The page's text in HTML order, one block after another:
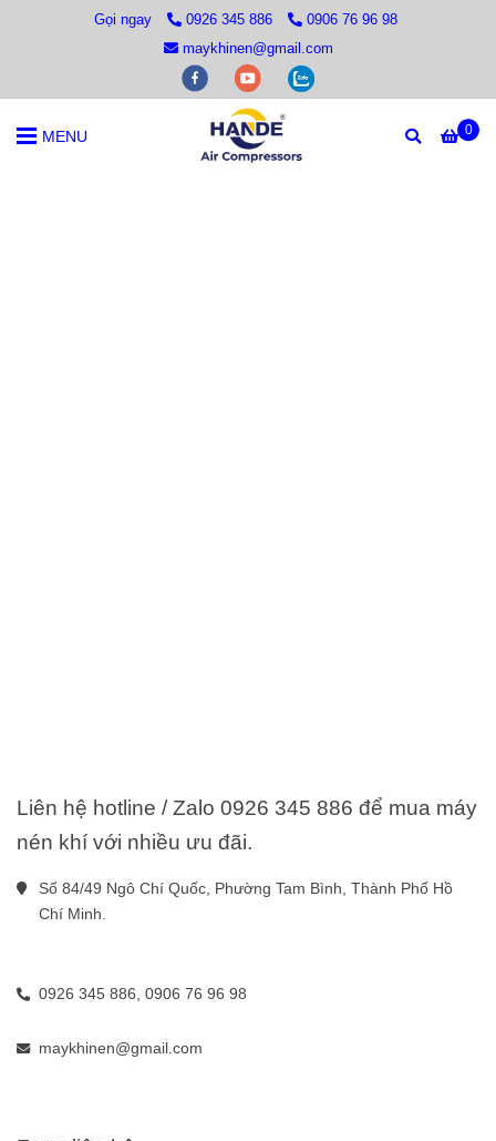
Gọi ngay 0926 345 886
0906 76 96 98
maykhinen@gmail.com
0
MENU
Liên hệ hotline / Zalo 0926 345 886 để mua máy
nén khí với nhiều ưu đãi.
Số 84/49 Ngô Chí Quốc, Phường Tam Bình, Thành Phố Hồ
Chí Minh.
0926 345 886, 0906 76 96 98
maykhinen@gmail.com